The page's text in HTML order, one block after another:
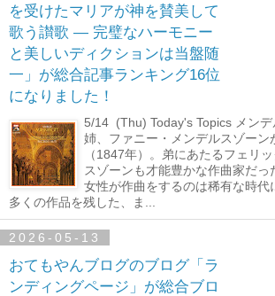
を受けたマリアが神を賛美して
歌う讃歌 ― 完璧なハーモニー
と美しいディクションは当盤随
一」が総合記事ランキング16位
になりました！
5/14 (Thu) Today's Topics メン
姉、ファニー・メンデルスゾーン
（1847年）。弟にあたるフェリ
スゾーンも才能豊かな作曲家だっ
女性が作曲をするのは稀有な時代
多くの作品を残した、ま...
2026-05-13
おてもやんブログのブログ「ラ
ンディングページ」が総合ブロ